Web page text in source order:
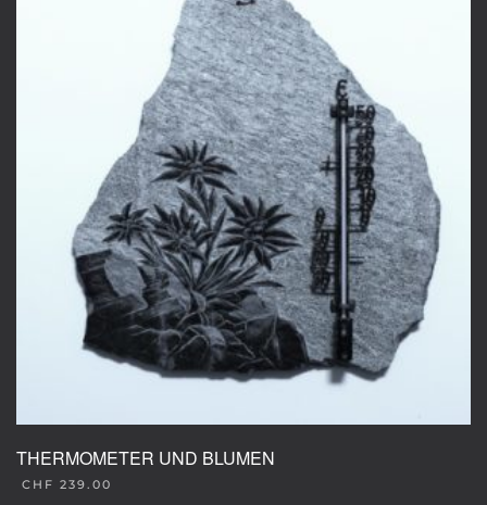
THERMOMETER UND BLUMEN
CHF 239.00